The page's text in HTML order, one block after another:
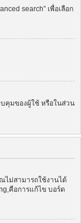
search” เพื่อเลือก
คุมของผู้ใช้ หรือในส่วน
ไม่สามารถใช้งานได้
คือการแก้ไข บอร์ด